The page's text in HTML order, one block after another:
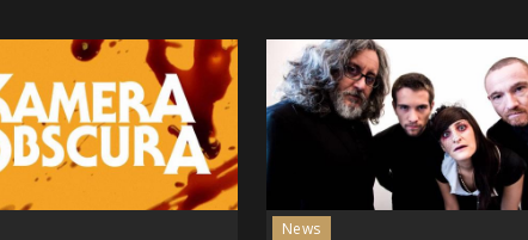
News